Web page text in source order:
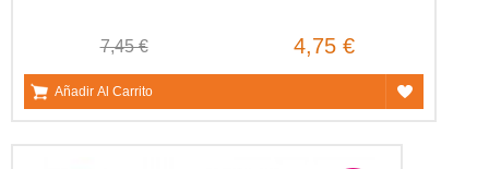
7,45 € 4,75 €
Añadir Al Carrito